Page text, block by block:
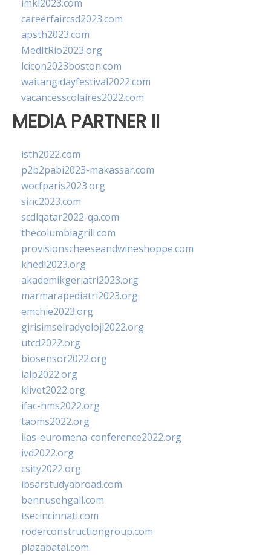
imkl2023.com
careerfaircsd2023.com
apsth2023.com
MedItRio2023.org
lcicon2023boston.com
waitangidayfestival2022.com
vacancesscolaires2022.com
MEDIA PARTNER II
isth2022.com
p2b2pabi2023-makassar.com
wocfparis2023.org
sinc2023.com
scdlqatar2022-qa.com
thecolumbiagrill.com
provisionscheeseandwineshoppe.com
khedi2023.org
akademikgeriatri2023.org
marmarapediatri2023.org
emchie2023.org
girisimselradyoloji2022.org
utcd2022.org
biosensor2022.org
ialp2022.org
klivet2022.org
ifac-hms2022.org
taoms2022.org
iias-euromena-conference2022.org
ivd2022.org
csity2022.org
ibsarstudyabroad.com
bennusehgall.com
tsecincinnati.com
roderconstructiongroup.com
plazabatai.com